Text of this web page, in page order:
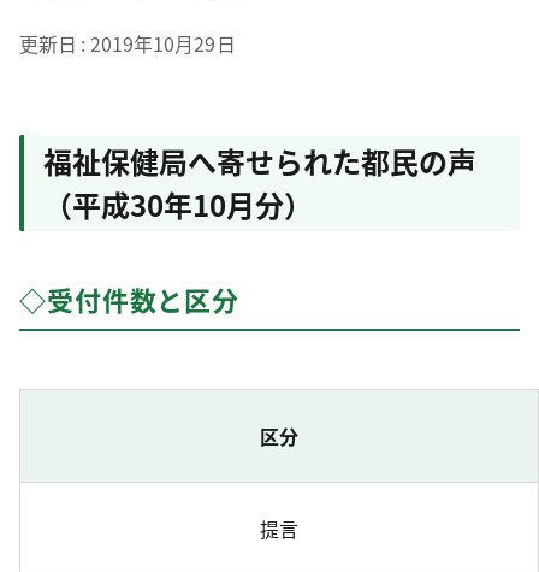
更新日 2019年10月29日
福祉保健局へ寄せられた都民の声
（平成30年10月分）
◇受付件数と区分
区分
提言